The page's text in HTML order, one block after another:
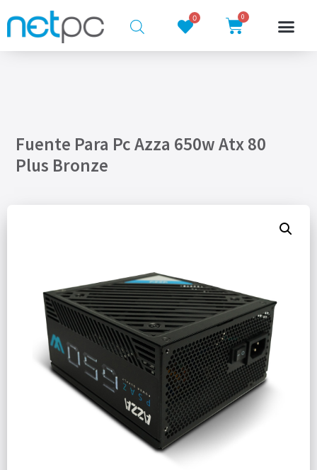
0 0
Fuente Para Pc Azza 650w Atx 80
Plus Bronze